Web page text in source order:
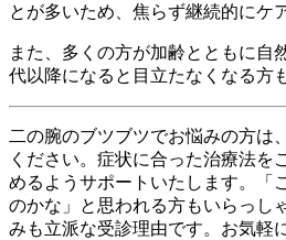
とが多いため、焦らず継続的にケ
また、多くの方が加齢とともに自
代以降になると目立たなくなる方
二の腕のブツブツでお悩みの方は
ください。症状に合った治療法を
めるようサポートいたします。「
のかな」と思われる方もいらっし
みも立派な受診理由です。お気軽